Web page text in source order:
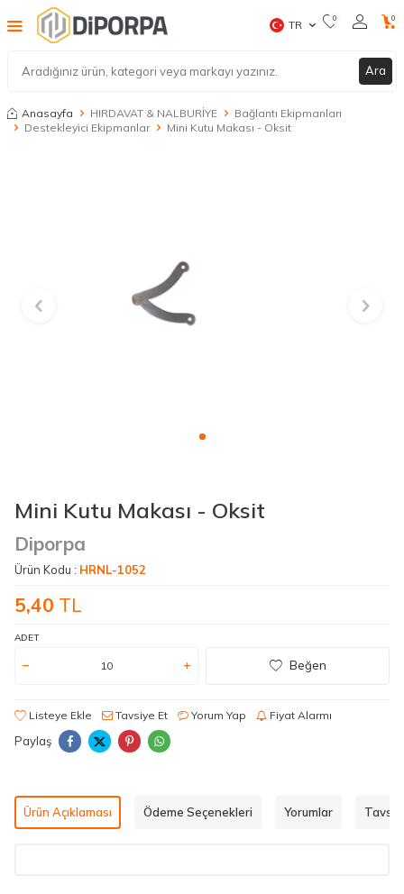
Ara
TR 0 0
Anasayfa HIRDAVAT & NALBURİYE
Bağlantı Ekipmanları
Destekleyici Ekipmanlar
Mini Kutu Makası - Oksit
Mini Kutu Makası - Oksit
Diporpa
Ürün Kodu : HRNL-1052
5,40 TL
ADET
Beğen
Listeye Ekle Tavsiye Et Yorum Yap Fiyat Alarmı
Paylaş
Ürün Açıklaması Ödeme Seçenekleri Yorumlar